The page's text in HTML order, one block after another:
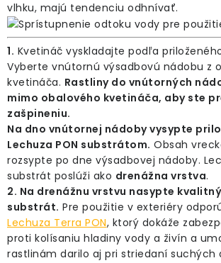
vlhku, majú tendenciu odhnívať.
1. Kvetináč vyskladajte podľa
Vyberte vnútornú výsadbovú nádobu z
kvetináča. Rastliny do vnútorných
mimo obalového kvetináča, aby ste
zašpineniu.
Na dno vnútornej nádoby vysypte
Lechuza PON substrátom. Obsah
rozsypte po dne výsadbovej nádoby.
substrát poslúži ako drenážna vrstva.
2. Na drenážnu vrstvu nasypte
substrát. Pre použitie v exteriéry
Lechuza Terra PON, ktorý dokáže
proti kolísaniu hladiny vody a živín a
rastlinám darilo aj pri striedaní suchých